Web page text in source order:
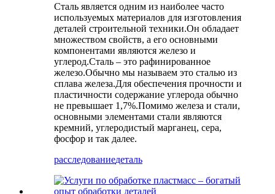
Сталь является одним из наиболее часто
используемых материалов для изготовления
деталей строительной техники.Он обладает
множеством свойств, а его основными
компонентами являются железо и
углерод.Сталь – это рафинированное
железо.Обычно мы называем это сталью из
сплава железа.Для обеспечения прочности и
пластичности содержание углерода обычно
не превышает 1,7%.Помимо железа и стали,
основными элементами стали являются
кремний, углеродистый марганец, сера,
фосфор и так далее.
расследованиедеталь